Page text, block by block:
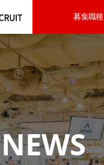
募集職種
NEWS